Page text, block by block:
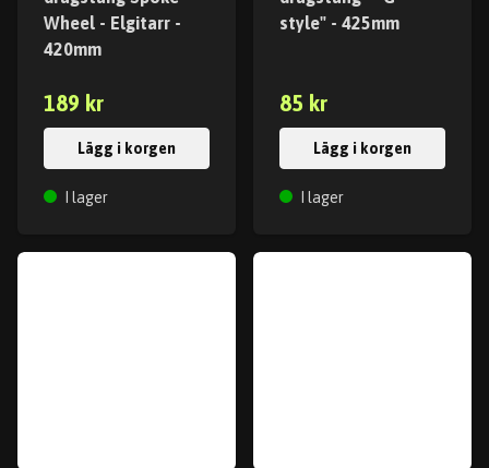
Wheel - Elgitarr -
420mm
189 kr
Lägg i korgen
I lager
style" - 425mm
85 kr
Lägg i korgen
I lager